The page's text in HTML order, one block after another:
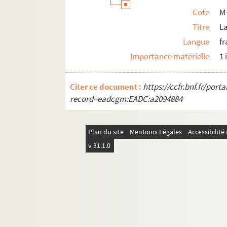
Cote
Titre
Langue
Importance matérielle
1
Citer ce document : https://ccfr.bnf.fr/
record=eadcgm:EADC:a2094884
Plan du site Mentions Légales
v 31.1.0